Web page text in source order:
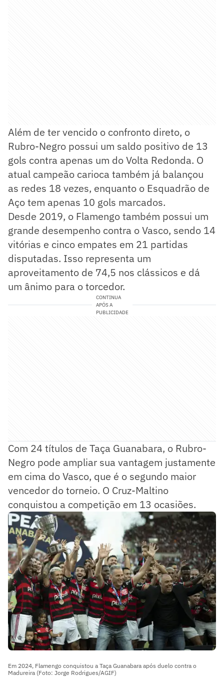
Além de ter vencido o confronto direto, o
Rubro-Negro possui um saldo positivo de 13
gols contra apenas um do Volta Redonda. O
atual campeão carioca também já balançou
as redes 18 vezes, enquanto o Esquadrão de
Aço tem apenas 10 gols marcados.
Desde 2019, o Flamengo também possui um
grande desempenho contra o Vasco, sendo 14
vitórias e cinco empates em 21 partidas
disputadas. Isso representa um
aproveitamento de 74,5 nos clássicos e dá
um ânimo para o torcedor.
CONTINUA
APÓS A
PUBLICIDADE
Com 24 títulos de Taça Guanabara, o Rubro-
Negro pode ampliar sua vantagem justamente
em cima do Vasco, que é o segundo maior
vencedor do torneio. O Cruz-Maltino
conquistou a competição em 13 ocasiões.
Em 2024, Flamengo conquistou a Taça Guanabara após duelo contra o
Madureira (Foto: Jorge Rodrigues/AGIF)